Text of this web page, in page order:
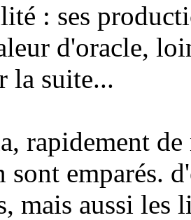
: ses
d'oracle,
la suite...
rapidement
sont emparés.
mais aussi les